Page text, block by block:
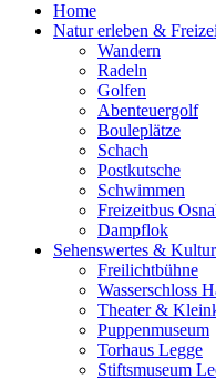
Home
Natur erleben &
Wandern
Radeln
Golfen
Abenteuergolf
Bouleplätze
Schach
Postkutsche
Schwimmen
Freizeitbus
Dampflok
Sehenswertes & Kultur
Freilichtbühne
Wasserschloss
Theater &
Puppenmuseum
Torhaus Legge
Stiftsmuseum